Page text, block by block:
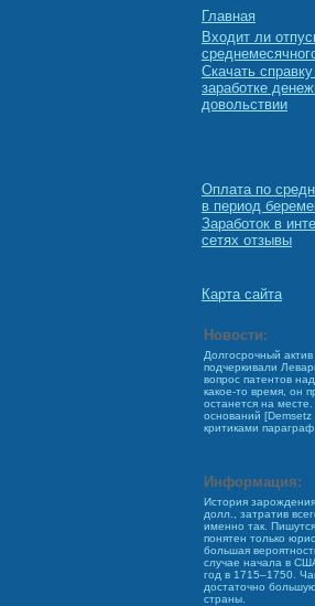
Главная
Входит ли
Скачать
заработке
довольствии
Оплата по
в период
Заработок в
сетях отзывы
Карта сайта
Новости:
Долгосрочный актив
подчеркивали
вопрос патентов
какое-то время, он
останется на
оснований [Demsetz
критиками параграф
Информация:
История
долл., затратив
именно так.
понятен только
большая
случае начала в
год в 1715–1750.
достаточно
страны.